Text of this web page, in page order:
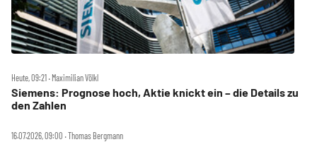
Heute, 09:21 ‧ Maximilian Völkl
Siemens: Prognose hoch, Aktie knickt ein – die Details zu
den Zahlen
16.07.2026, 09:00 ‧ Thomas Bergmann